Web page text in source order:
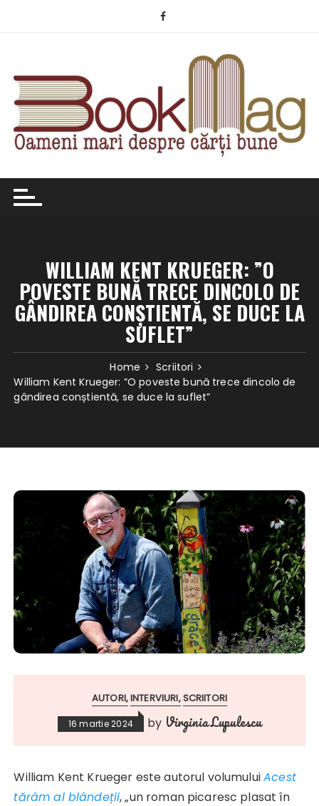
WILLIAM KENT KRUEGER: ”O
POVESTE BUNĂ TRECE DINCOLO DE
GÂNDIREA CONȘTIENTĂ, SE DUCE LA
SUFLET”
Home
Scriitori
William Kent Krueger: ”O poveste bună trece dincolo de
gândirea conștientă, se duce la suflet”
AUTORI INTERVIURI SCRIITORI
16 martie 2024 by Virginia Lupulescu
William Kent Krueger este autorul volumuluiAcest
tărâm al blândeții, „un roman picaresc plasat în